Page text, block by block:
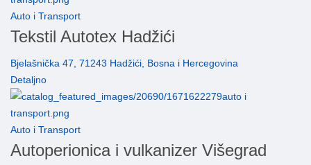
Auto i Transport
Tekstil Autotex Hadžići
Bjelašnička 47, 71243 Hadžići, Bosna i Hercegovina
Detaljno
Auto i Transport
Autoperionica i vulkanizer Višegrad